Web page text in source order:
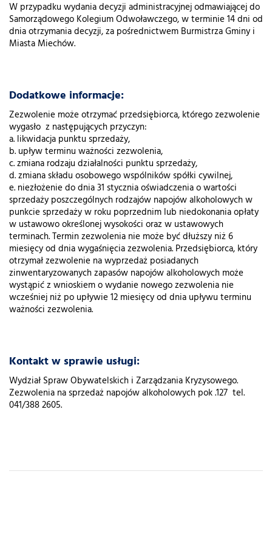
W przypadku wydania decyzji administracyjnej odmawiającej do
Samorządowego Kolegium Odwoławczego, w terminie 14 dni od
dnia otrzymania decyzji, za pośrednictwem Burmistrza Gminy i
Miasta Miechów.
Dodatkowe informacje:
Zezwolenie może otrzymać przedsiębiorca, którego zezwolenie
wygasło z następujących przyczyn:
a. likwidacja punktu sprzedaży,
b. upływ terminu ważności zezwolenia,
c. zmiana rodzaju działalności punktu sprzedaży,
d. zmiana składu osobowego wspólników spółki cywilnej,
e. niezłożenie do dnia 31 stycznia oświadczenia o wartości
sprzedaży poszczególnych rodzajów napojów alkoholowych w
punkcie sprzedaży w roku poprzednim lub niedokonania opłaty
w ustawowo określonej wysokości oraz w ustawowych
terminach. Termin zezwolenia nie może być dłuższy niż 6
miesięcy od dnia wygaśnięcia zezwolenia. Przedsiębiorca, który
otrzymał zezwolenie na wyprzedaż posiadanych
zinwentaryzowanych zapasów napojów alkoholowych może
wystąpić z wnioskiem o wydanie nowego zezwolenia nie
wcześniej niż po upływie 12 miesięcy od dnia upływu terminu
ważności zezwolenia.
Kontakt w sprawie usługi:
Wydział Spraw Obywatelskich i Zarządzania Kryzysowego.
Zezwolenia na sprzedaż napojów alkoholowych pok .127 tel.
041/388 2605.